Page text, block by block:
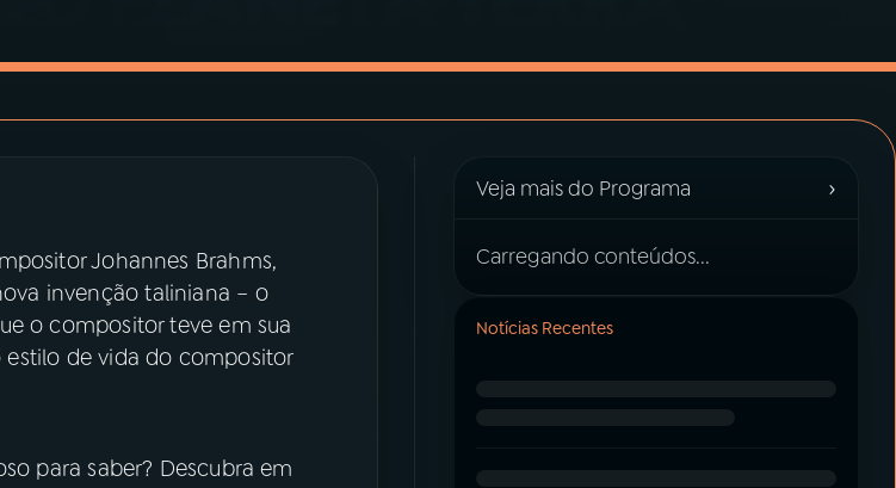
Johannes Brahms,
invenção taliniana – o
o compositor teve em sua
de vida do compositor
para saber? Descubra em
Veja mais do Programa ›
Carregando conteúdos...
Notícias Recentes